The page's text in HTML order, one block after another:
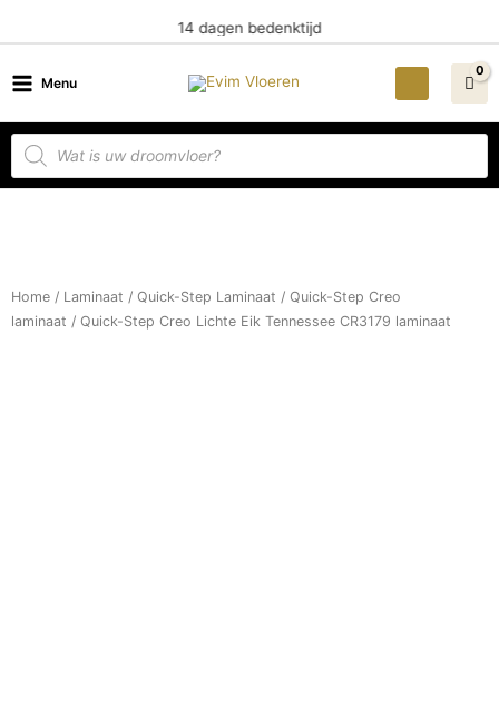
inhoud
14 dagen bedenktijd
Menu
Producten
zoeken
Home / Laminaat / Quick-Step Laminaat / Quick-Step Creo
laminaat / Quick-Step Creo Lichte Eik Tennessee CR3179 laminaat